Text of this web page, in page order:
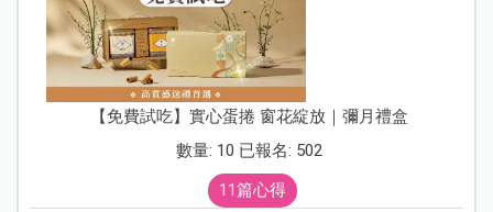
【免費試吃】實心蛋捲 窗花綻放｜彌月禮盒
數量: 10 已報名: 502
11篇心得